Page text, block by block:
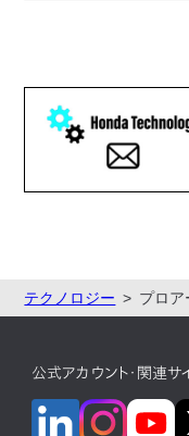
テクノロジー プロア
公式アカウント・関連サ